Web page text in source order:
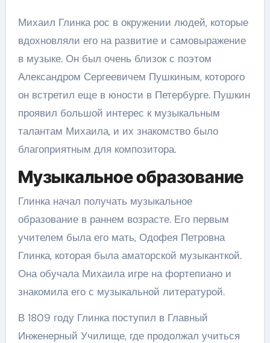
Михаил Глинка рос в окружении людей, которые
вдохновляли его на развитие и самовыражение
в музыке. Он был очень близок с поэтом
Александром Сергеевичем Пушкиным, которого
он встретил еще в юности в Петербурге. Пушкин
проявил большой интерес к музыкальным
талантам Михаила, и их знакомство было
благоприятным для композитора.
Музыкальное образование
Глинка начал получать музыкальное
образование в раннем возрасте. Его первым
учителем была его мать, Одофея Петровна
Глинка, которая была аматорской музыканткой.
Она обучала Михаила игре на фортепиано и
знакомила его с музыкальной литературой.
В 1809 году Глинка поступил в Главный
Инженерный Училище, где продолжал учиться